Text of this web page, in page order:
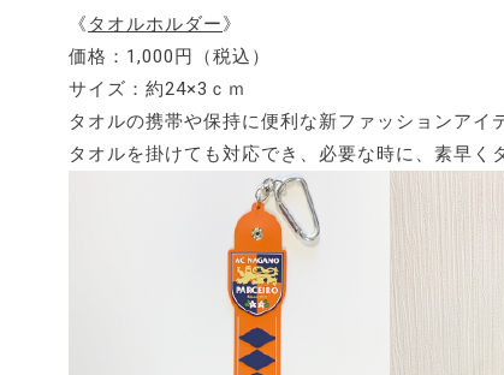
《 タオルホルダー》
価格：1,000円（税込）
サイズ：約24×3ｃｍ
タオルの携帯や保持に便利な新ファッションア
タオルを掛けても対応でき、必要な時に、素早く